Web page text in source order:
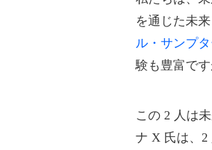
を通じた未
ル・サンプ
験も豊富で
この 2 人は
ナ X 氏は、2